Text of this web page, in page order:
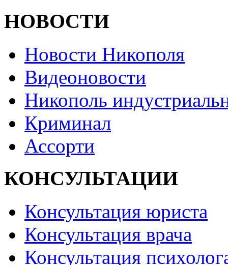
НОВОСТИ
Новости Никополя
Видеоновости
Никополь
Криминал
Ассорти
КОНСУЛЬТАЦИИ
Консультация юриста
Консультация врача
Консультация